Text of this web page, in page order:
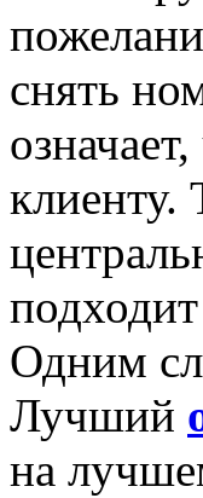
снять
Одним
Лучший
на